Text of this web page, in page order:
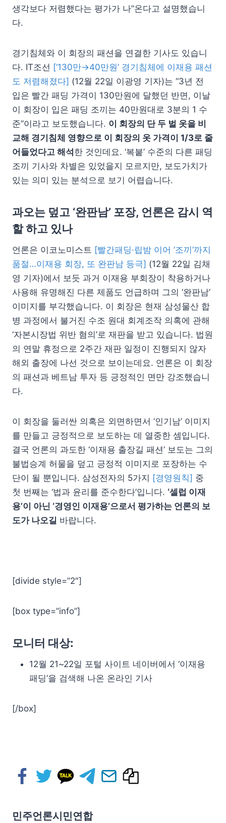
생각보다 저렴했다는 평가가 나”온다고 설명했습니
다.
경기침체와 이 회장의 패션을 연결한 기사도 있습니
다. IT조선 [‘130만→40만원’ 경기침체에 이재용 패션
도 저렴해졌다] (12월 22일 이광영 기자)는 “3년 전
입은 빨간 패딩 가격이 130만원에 달했던 반면, 이날
이 회장이 입은 패딩 조끼는 40만원대로 3분의 1 수
준”이라고 보도했습니다. 이 회장의 단 두 벌 옷을 비
교해 경기침체 영향으로 이 회장의 옷 가격이 1/3로 줄
어들었다고 해석한 것인데요. ‘복붙’ 수준의 다른 패딩
조끼 기사와 차별은 있었을지 모르지만, 보도가치가
있는 의미 있는 분석으로 보기 어렵습니다.
과오는 덮고 ‘완판남’ 포장, 언론은 감시 역
할 하고 있나
언론은 이코노미스트 [빨간패딩·립밤 이어 ‘조끼’까지
품절…이재용 회장, 또 완판남 등극] (12월 22일 김채
영 기자)에서 보듯 과거 이재용 부회장이 착용하거나
사용해 유명해진 다른 제품도 언급하며 그의 ‘완판남’
이미지를 부각했습니다. 이 회장은 현재 삼성물산 합
병 과정에서 불거진 수조 원대 회계조작 의혹에 관해
‘자본시장법 위반 혐의’로 재판을 받고 있습니다. 법원
의 연말 휴정으로 2주간 재판 일정이 진행되지 않자
해외 출장에 나선 것으로 보이는데요. 언론은 이 회장
의 패션과 베트남 투자 등 긍정적인 면만 강조했습니
다.
이 회장을 둘러싼 의혹은 외면하면서 ‘인기남’ 이미지
를 만들고 긍정적으로 보도하는 데 열중한 셈입니다.
결국 언론의 과도한 ‘이재용 출장길 패션’ 보도는 그의
불법승계 허물을 덮고 긍정적 이미지로 포장하는 수
단이 될 뿐입니다. 삼성전자의 5가지 [경영원칙] 중
첫 번째는 ‘법과 윤리를 준수한다’입니다. ‘셀럽 이재
용’이 아닌 ‘경영인 이재용’으로서 평가하는 언론의 보
도가 나오길 바랍니다.
[divide style=”2″]
[box type=”info”]
모니터 대상:
12월 21~22일 포털 사이트 네이버에서 ‘이재용
패딩’을 검색해 나온 온라인 기사
[/box]
민주언론시민연합